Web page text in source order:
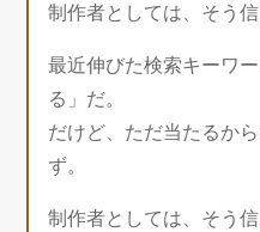
制作者としては、そう信
最近伸びた検索キーワ
る」だ。
だけど、ただ当たるか
ず。
制作者としては、そう信